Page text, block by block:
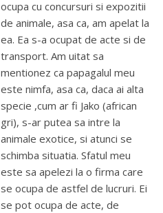
ocupa cu concursuri si expozitii
de animale, asa ca, am apelat la
ea. Ea s-a ocupat de acte si de
transport. Am uitat sa
mentionez ca papagalul meu
este nimfa, asa ca, daca ai alta
specie ,cum ar fi Jako (african
gri), s-ar putea sa intre la
animale exotice, si atunci se
schimba situatia. Sfatul meu
este sa apelezi la o firma care
se ocupa de astfel de lucruri. Ei
se pot ocupa de acte, de